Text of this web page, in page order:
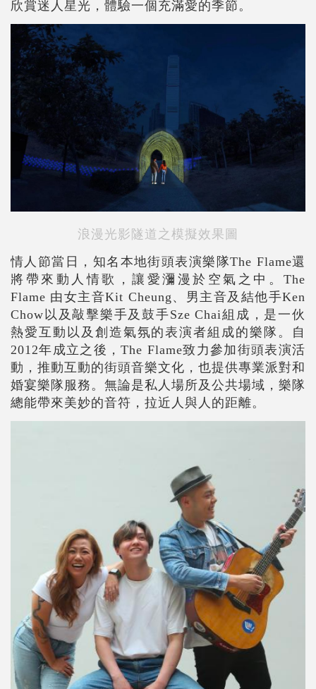
欣賞迷人星光，體驗一個充滿愛的季節。
浪漫光影隧道之模擬效果圖
情人節當日，知名本地街頭表演樂隊The Flame還
將帶來動人情歌，讓愛瀰漫於空氣之中。The
Flame 由女主音Kit Cheung、男主音及結他手Ken
Chow以及敲擊樂手及鼓手Sze Chai組成，是一伙
熱愛互動以及創造氣氛的表演者組成的樂隊。自
2012年成立之後，The Flame致力參加街頭表演活
動，推動互動的街頭音樂文化，也提供專業派對和
婚宴樂隊服務。無論是私人場所及公共場域，樂隊
總能帶來美妙的音符，拉近人與人的距離。